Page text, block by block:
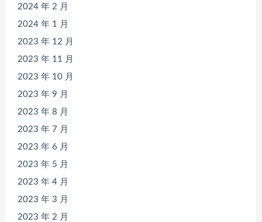
2024 年 2 月
2024 年 1 月
2023 年 12 月
2023 年 11 月
2023 年 10 月
2023 年 9 月
2023 年 8 月
2023 年 7 月
2023 年 6 月
2023 年 5 月
2023 年 4 月
2023 年 3 月
2023 年 2 月